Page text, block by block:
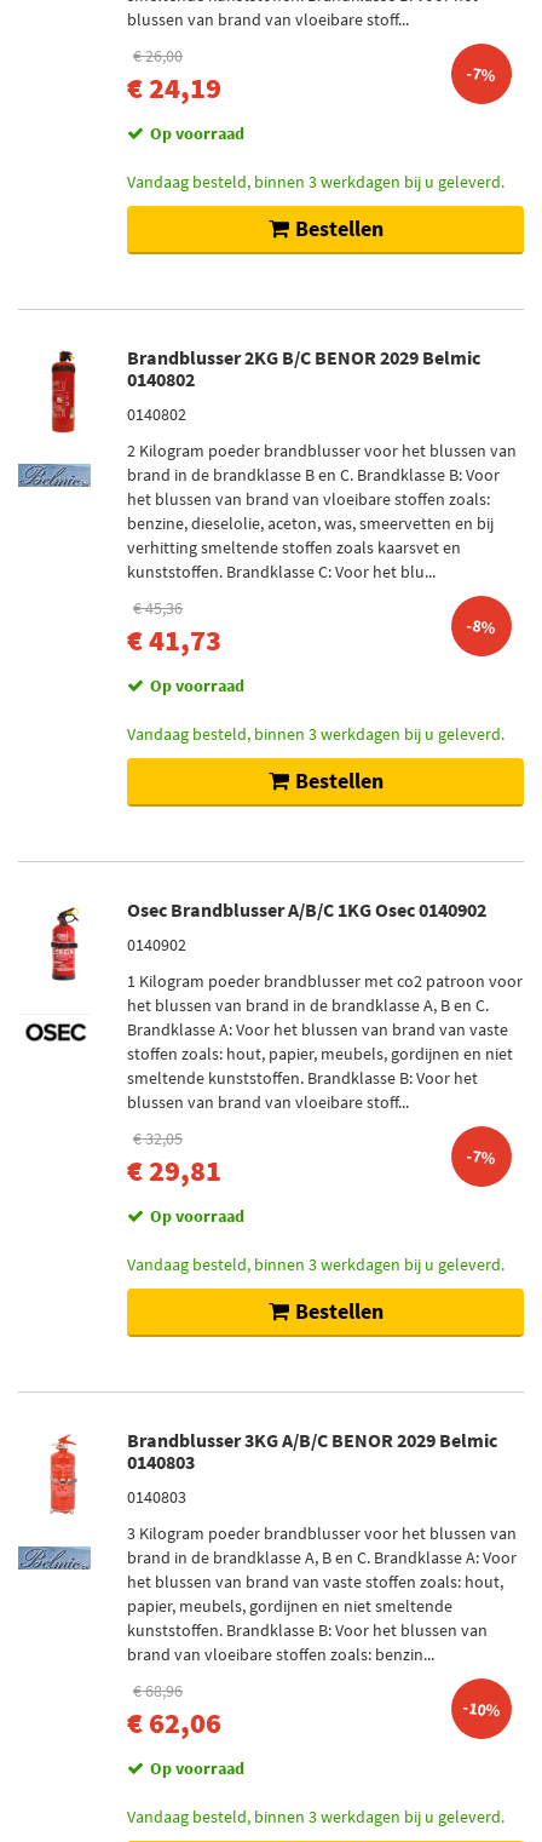
blussen van brand van vloeibare stoff...
€ 26,00
€ 24,19 -7%
Op voorraad
Vandaag besteld, binnen 3 werkdagen bij u geleverd.
Bestellen
Brandblusser 2KG B/C BENOR 2029 Belmic
0140802
0140802
2 Kilogram poeder brandblusser voor het blussen van
brand in de brandklasse B en C. Brandklasse B: Voor
het blussen van brand van vloeibare stoffen zoals:
benzine, dieselolie, aceton, was, smeervetten en bij
verhitting smeltende stoffen zoals kaarsvet en
kunststoffen. Brandklasse C: Voor het blu...
€ 45,36
€ 41,73 -8%
Op voorraad
Vandaag besteld, binnen 3 werkdagen bij u geleverd.
Bestellen
Osec Brandblusser A/B/C 1KG Osec 0140902
0140902
1 Kilogram poeder brandblusser met co2 patroon voor
het blussen van brand in de brandklasse A, B en C.
Brandklasse A: Voor het blussen van brand van vaste
stoffen zoals: hout, papier, meubels, gordijnen en niet
smeltende kunststoffen. Brandklasse B: Voor het
blussen van brand van vloeibare stoff...
€ 32,05
€ 29,81 -7%
Op voorraad
Vandaag besteld, binnen 3 werkdagen bij u geleverd.
Bestellen
Brandblusser 3KG A/B/C BENOR 2029 Belmic
0140803
0140803
3 Kilogram poeder brandblusser voor het blussen van
brand in de brandklasse A, B en C. Brandklasse A: Voor
het blussen van brand van vaste stoffen zoals: hout,
papier, meubels, gordijnen en niet smeltende
kunststoffen. Brandklasse B: Voor het blussen van
brand van vloeibare stoffen zoals: benzin...
€ 68,96
€ 62,06 -10%
Op voorraad
Vandaag besteld, binnen 3 werkdagen bij u geleverd.